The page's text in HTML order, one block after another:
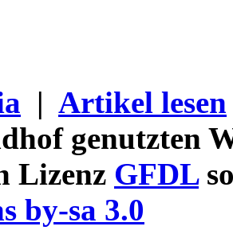
| Artikel lesen
genutzten
Lizenz GFDL
by-sa 3.0